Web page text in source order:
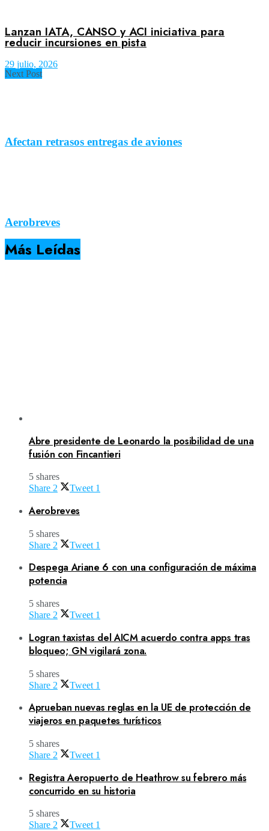
Lanzan IATA, CANSO y ACI iniciativa para
reducir incursiones en pista
29 julio, 2026
Next Post
Afectan retrasos entregas de aviones
Aerobreves
Más Leídas
Abre presidente de Leonardo la posibilidad de una
fusión con Fincantieri
5 shares
Share 2 Tweet 1
Aerobreves
5 shares
Share 2 Tweet 1
Despega Ariane 6 con una configuración de máxima
potencia
5 shares
Share 2 Tweet 1
Logran taxistas del AICM acuerdo contra apps tras
bloqueo; GN vigilará zona.
5 shares
Share 2 Tweet 1
Aprueban nuevas reglas en la UE de protección de
viajeros en paquetes turísticos
5 shares
Share 2 Tweet 1
Registra Aeropuerto de Heathrow su febrero más
concurrido en su historia
5 shares
Share 2 Tweet 1